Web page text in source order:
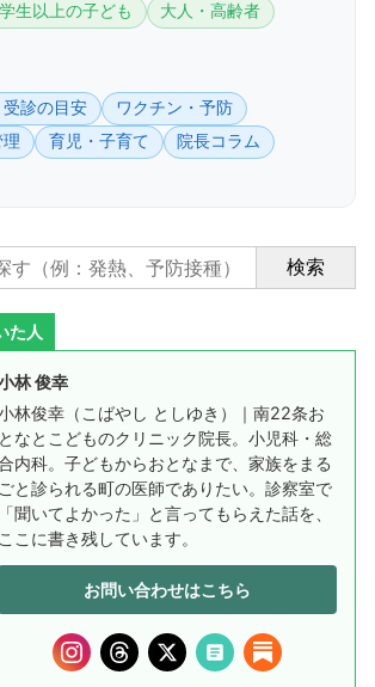
生以上の子ども 大人・高齢者
診の目安
ワクチン・予防
育児・子育て 院長コラム
検索
た人
林 俊幸
林俊幸（こばやし としゆき）｜南22条お
となとこどものクリニック院長。小児科・総
内科。子どもからおとなまで、家族をまる
ごと診られる町の医師でありたい。診察室で
「聞いてよかった」と言ってもらえた話を、
ここに書き残しています。
お問い合わせはこちら